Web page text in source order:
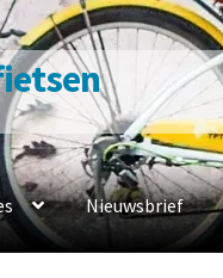
Nieuwsbrief